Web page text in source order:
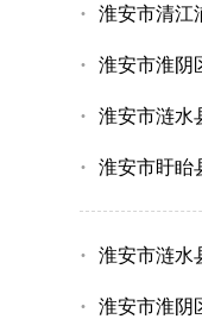
· 淮安市清江
· 淮安市淮阴
· 淮安市涟水
· 淮安市盱眙
· 淮安市涟水
· 淮安市淮阴